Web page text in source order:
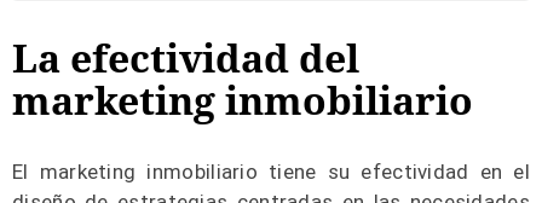
La efectividad del
marketing inmobiliario
El marketing inmobiliario tiene su efectividad en el